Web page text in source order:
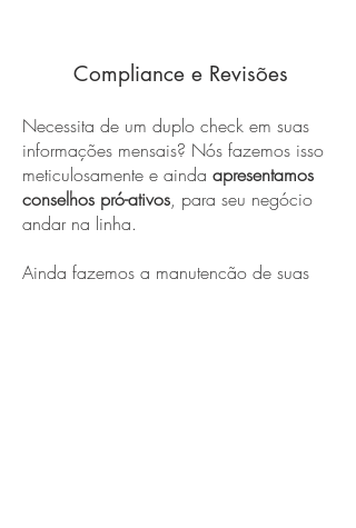
Compliance e Revisões
Necessita de um duplo check em suas
informações mensais? Nós fazemos isso
meticulosamente e ainda apresentamos
conselhos pró-ativos, para seu negócio
andar na linha.
Ainda fazemos a manutenção de suas